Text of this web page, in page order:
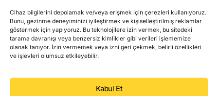
Cihaz bilgilerini depolamak ve/veya erişmek için çerezleri kullanıyoruz.
Bunu, gezinme deneyiminizi iyileştirmek ve kişiselleştirilmiş reklamlar
göstermek için yapıyoruz. Bu teknolojilere izin vermek, bu sitedeki
tarama davranışı veya benzersiz kimlikler gibi verileri işlememize
olanak tanıyor. İzin vermemek veya izni geri çekmek, belirli özellikleri
ve işlevleri olumsuz etkileyebilir.
Kabul Et
Gaming Coinleri
RWA Coinleri
DeFi Coinleri
DePIN Coinleri
Metaverse Coinleri